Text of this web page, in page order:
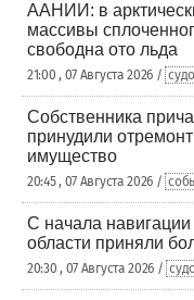
ААНИИ: в
массивы
свободна ото льда
21:00 , 07 Августа 2026 /
Собственника
принудили
имущество
20:45 , 07 Августа 2026 /
С начала
области приняли
20:30 , 07 Августа 2026 /